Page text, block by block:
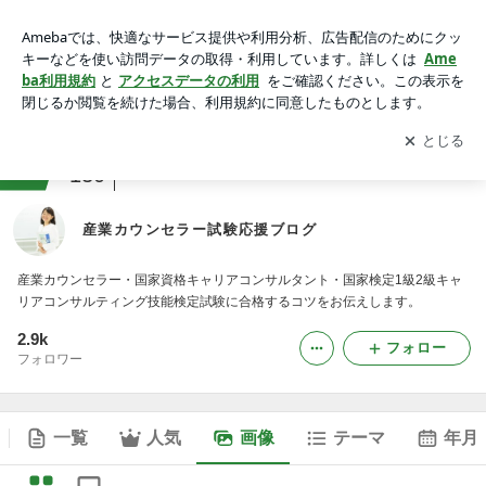
アプリをダウンロードして ブログの更新通知
を受け取りまし
ょう。
開く
130
産業カウンセラー試験応援ブログ
産業カウンセラー・国家資格キャリアコンサルタント・国家検定1級2級キャ
リアコンサルティング技能検定試験に合格するコツをお伝えします。
2.9k
フォロワー
フォロー
一覧 人気 画像 テーマ 年月